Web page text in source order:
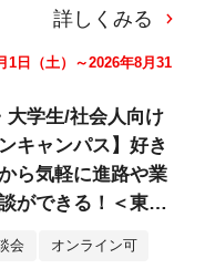
詳しくみる
1日（土）～2026年8月31
大学生/社会人向け
キャンパス】好き
ら気軽に進路や業
ができる！＜東京
会 オンライン可